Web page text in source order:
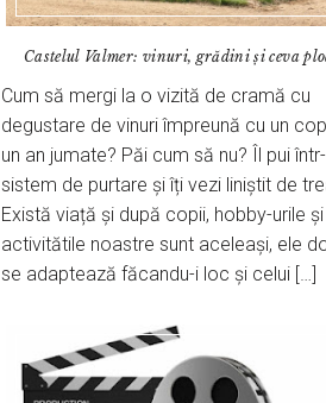
Castelul Valmer: vinuri, grădini și ceva
Cum să mergi la o vizită de cramă cu
degustare de vinuri împreună cu un
un an jumate? Păi cum să nu? Îl pui
sistem de purtare și îți vezi liniștit de
Există viață și după copii, hobby-urile și
activitătile noastre sunt aceleași, ele
se adaptează făcandu-i loc și celui […]